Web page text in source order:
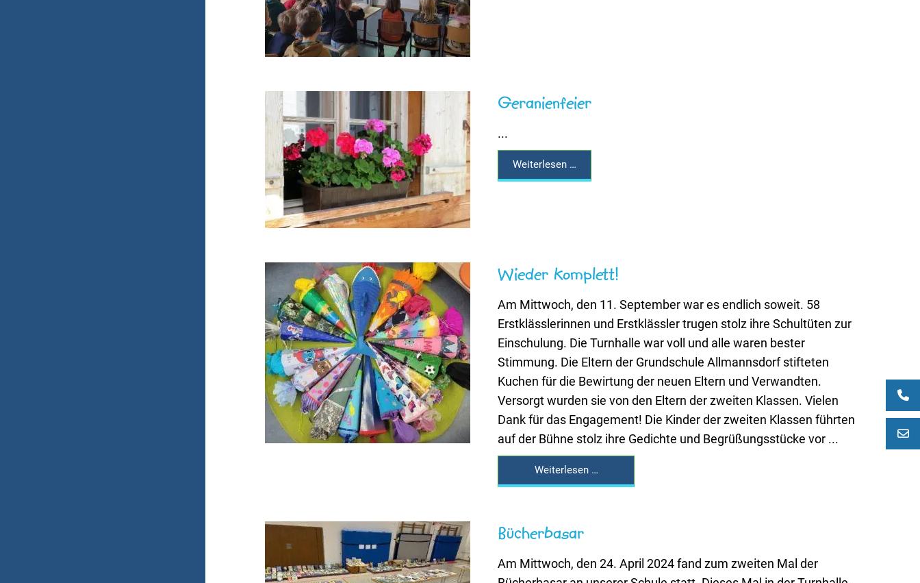
Geranienfeier
...
Weiterlesen …
Wieder komplett!
Am Mittwoch, den 11. September war es endlich soweit. 58
Erstklässlerinnen und Erstklässler trugen stolz ihre Schultüten zur
Einschulung. Die Turnhalle war voll und alle waren bester
Stimmung. Die Eltern der Grundschule Allmannsdorf stifteten
Kuchen für die Bewirtung der neuen Eltern und Verwandten.
Versorgt wurden sie von den Eltern der zweiten Klassen. Vielen
Dank für das Engagement! Die Kinder der zweiten Klassen führten
auf der Bühne stolz ihre Gedichte und Begrüßungsstücke vor ...
Weiterlesen …
Bücherbasar
Am Mittwoch, den 24. April 2024 fand zum zweiten Mal der